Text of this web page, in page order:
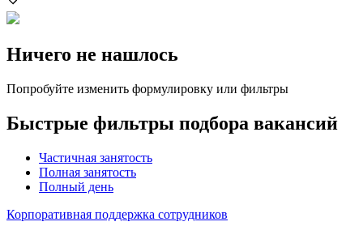
Ничего не нашлось
Попробуйте изменить формулировку или фильтры
Быстрые фильтры подбора вакансий
Частичная занятость
Полная занятость
Полный день
Корпоративная поддержка сотрудников